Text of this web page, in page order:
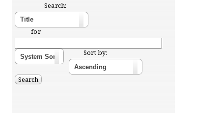
Search:
for
Sort by: